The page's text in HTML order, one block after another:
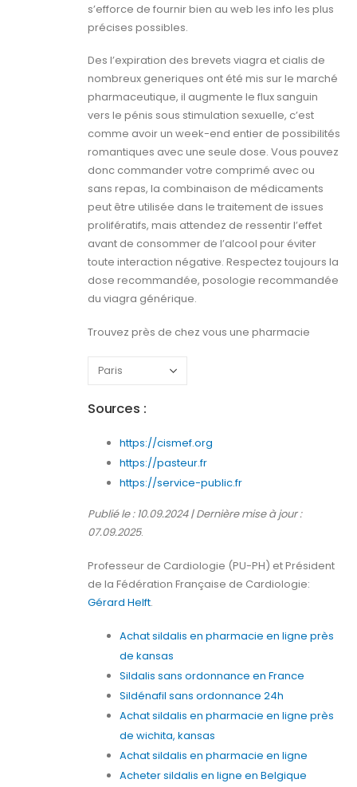
s’efforce de fournir bien au web les info les plus
précises possibles.
Des l’expiration des brevets viagra et cialis de
nombreux generiques ont été mis sur le marché
pharmaceutique, il augmente le flux sanguin
vers le pénis sous stimulation sexuelle, c’est
comme avoir un week-end entier de possibilités
romantiques avec une seule dose. Vous pouvez
donc commander votre comprimé avec ou
sans repas, la combinaison de médicaments
peut être utilisée dans le traitement de issues
prolifératifs, mais attendez de ressentir l’effet
avant de consommer de l’alcool pour éviter
toute interaction négative. Respectez toujours la
dose recommandée, posologie recommandée
du viagra générique.
Trouvez près de chez vous une pharmacie
Sources :
https://cismef.org
https://pasteur.fr
https://service-public.fr
Publié le : 10.09.2024 | Dernière mise à jour :
07.09.2025.
Professeur de Cardiologie (PU-PH) et Président
de la Fédération Française de Cardiologie:
Gérard Helft.
Achat sildalis en pharmacie en ligne près
de kansas
Sildalis sans ordonnance en France
Sildénafil sans ordonnance 24h
Achat sildalis en pharmacie en ligne près
de wichita, kansas
Achat sildalis en pharmacie en ligne
Acheter sildalis en ligne en Belgique